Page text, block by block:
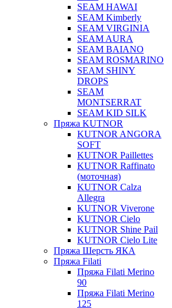
SEAM HAWAI
SEAM Kimberly
SEAM VIRGINIA
SEAM AURA
SEAM BAIANO
SEAM ROSMARINO
SEAM SHINY
DROPS
SEAM
MONTSERRAT
SEAM KID SILK
Пряжа KUTNOR
KUTNOR ANGORA
SOFT
KUTNOR Paillettes
KUTNOR Raffinato
(моточная)
KUTNOR Calza
Allegra
KUTNOR Viverone
KUTNOR Cielo
KUTNOR Shine Pail
KUTNOR Cielo Lite
Пряжа Шерсть ЯКА
Пряжа Filati
Пряжа Filati Merino
90
Пряжа Filati Merino
125